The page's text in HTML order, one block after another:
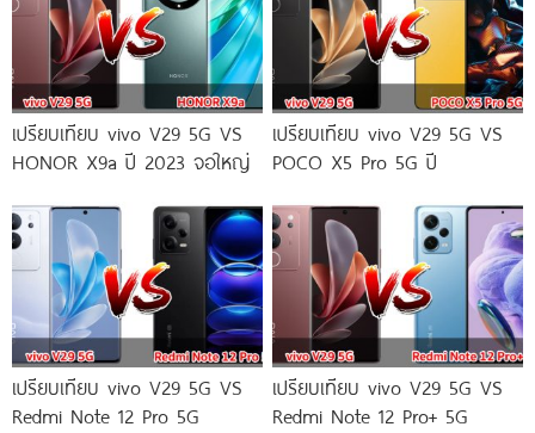
เปรียบเทียบ vivo V29 5G VS
HONOR X9a ปี 2023 จอใหญ่
เปรียบเทียบ vivo V29 5G VS
POCO X5 Pro 5G ปี
เปรียบเทียบ vivo V29 5G VS
Redmi Note 12 Pro 5G
เปรียบเทียบ vivo V29 5G VS
Redmi Note 12 Pro+ 5G